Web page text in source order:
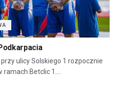
ulicy Solskiego 1 rozpocznie
Betclic 1....